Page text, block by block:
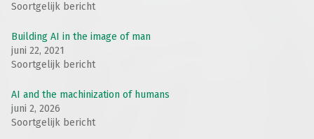
Soortgelijk bericht
Building AI in the image of man
juni 22, 2021
Soortgelijk bericht
AI and the machinization of humans
juni 2, 2026
Soortgelijk bericht
Teruggaan naar de hoofdnavigatie